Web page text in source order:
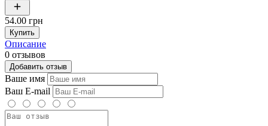
54.00 грн
Купить
Описание
0 отзывов
Добавить отзыв
Ваше имя
Ваш E-mail